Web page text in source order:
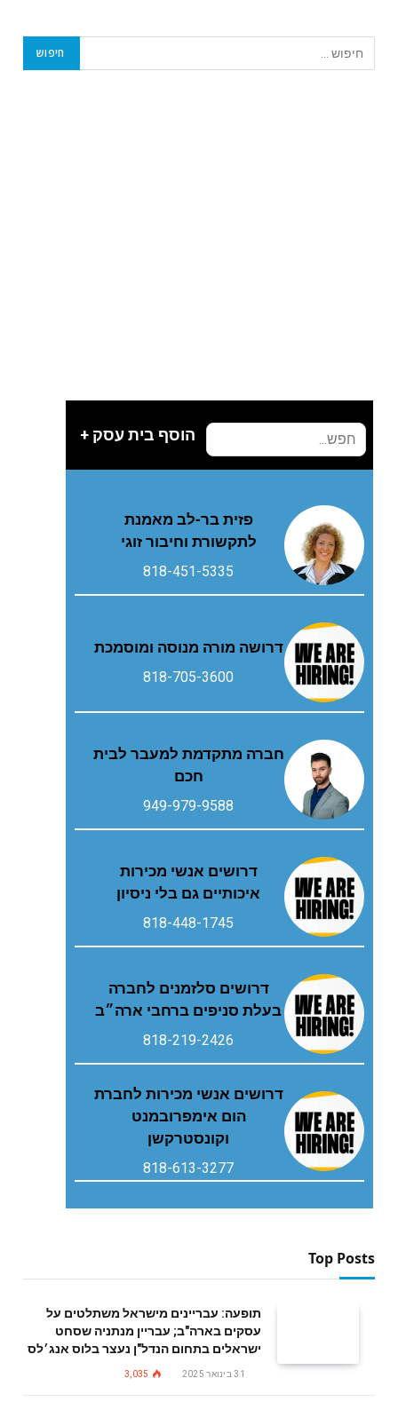
הוסף בית עסק +
פזית בר-לב מאמנת
לתקשורת וחיבור זוגי
818-451-5335
דרושה מורה מנוסה ומוסמכת
818-705-3600
חברה מתקדמת למעבר לבית
חכם
949-979-9588
דרושים אנשי מכירות
איכותיים גם בלי ניסיון
818-448-1745
דרושים סלזמנים לחברה
בעלת סניפים ברחבי ארה״ב
818-219-2426
דרושים אנשי מכירות לחברת
הום אימפרובמנט
וקונסטרקשן
818-613-3277
Top Posts
תופעה: עבריינים מישראל משתלטים על
עסקים בארה"ב; עבריין מנתניה שסחט
ישראלים בתחום הנדל"ן נעצר בלוס אנג׳לס
31 בינואר 2025 3,035